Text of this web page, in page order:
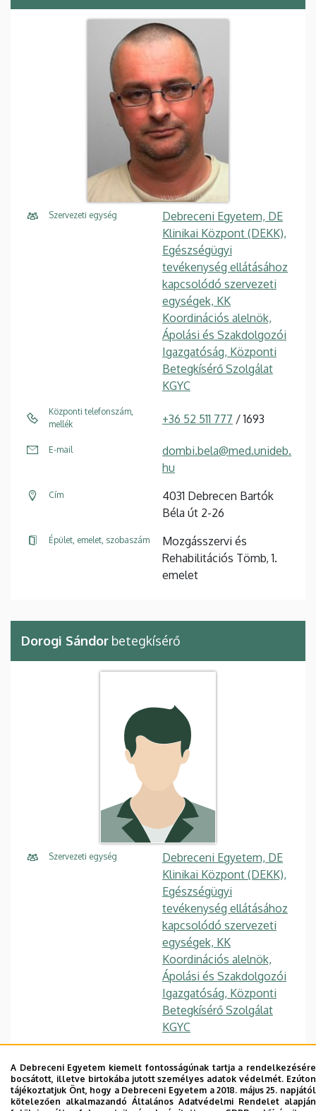
Szervezeti egység
Debreceni Egyetem, DE
Klinikai Központ (DEKK),
Egészségügyi
tevékenység ellátásához
kapcsolódó szervezeti
egységek, KK
Koordinációs alelnök,
Ápolási és Szakdolgozói
Igazgatóság, Központi
Betegkísérő Szolgálat
KGYC
Központi telefonszám,
mellék
+36 52 511 777 / 1693
E-mail
dombi.bela@med.unideb.
hu
Cím
4031 Debrecen Bartók
Béla út 2-26
Épület, emelet, szobaszám
Mozgásszervi és
Rehabilitációs Tömb, 1.
emelet
Dorogi Sándor betegkísérő
Szervezeti egység
Debreceni Egyetem, DE
Klinikai Központ (DEKK),
Egészségügyi
tevékenység ellátásához
kapcsolódó szervezeti
egységek, KK
Koordinációs alelnök,
Ápolási és Szakdolgozói
Igazgatóság, Központi
Betegkísérő Szolgálat
KGYC
mellék
+36 52 511 777
E-mail
dorogi.sandor@med.unid
A Debreceni Egyetem kiemelt fontosságúnak tartja a rendelkezésére
bocsátott, illetve birtokába jutott személyes adatok védelmét. Ezúton
tájékoztatjuk Önt, hogy a Debreceni Egyetem a 2018. május 25. napjától
kötelezően alkalmazandó Általános Adatvédelmi Rendelet alapján